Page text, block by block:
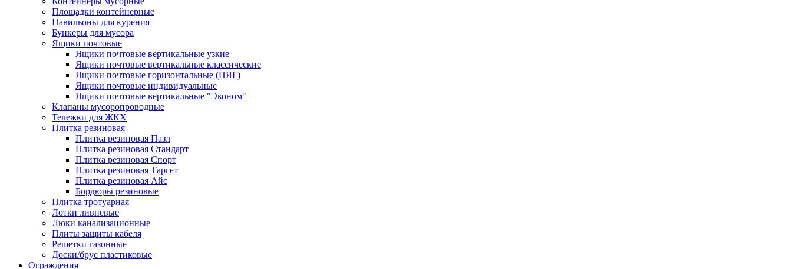
Площадки контейнерные
Павильоны для курения
Бункеры для мусора
Ящики почтовые
Ящики почтовые вертикальные узкие
Ящики почтовые вертикальные классические
Ящики почтовые горизонтальные (ПЯГ)
Ящики почтовые индивидуальные
Ящики почтовые вертикальные "Эконом"
Клапаны мусоропроводные
Тележки для ЖКХ
Плитка резиновая
Плитка резиновая Пазл
Плитка резиновая Стандарт
Плитка резиновая Спорт
Плитка резиновая Таргет
Плитка резиновая Айс
Бордюры резиновые
Плитка тротуарная
Лотки ливневые
Люки канализационные
Плиты защиты кабеля
Решетки газонные
Доски/брус пластиковые
Ограждения